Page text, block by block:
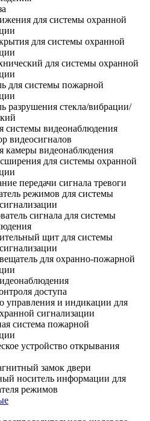
для системы охранной
для системы охранной
для системы охранной
для системы пожарной
разрушения стекла/вибрации/
системы видеонаблюдения
видеосигналов
камеры видеонаблюдения
для системы охранной
передачи сигнала тревоги
режимов для системы
сигнала для системы
щит для системы
для охранно-пожарной
доступа
управления и индикации для
сигнализации
система пожарной
устройство открывания
замок двери
носитель информации для
режимов